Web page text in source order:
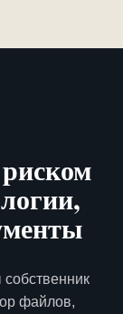
файлов,